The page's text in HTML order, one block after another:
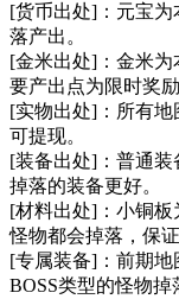
[货币出处]：元宝
落产出。
[金米出处]：金米
要产出点为限时奖
[实物出处]：所有
可提现。
[装备出处]：普通
掉落的装备更好。
[材料出处]：小铜
怪物都会掉落，保证
[专属装备]：前期
BOSS类型的怪物掉